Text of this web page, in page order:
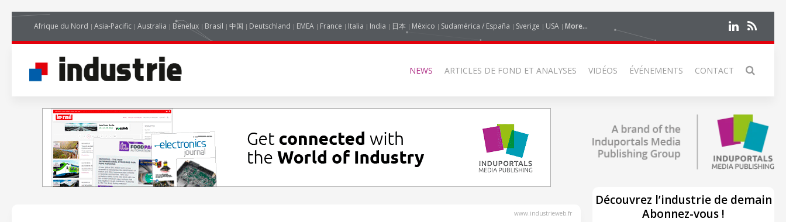
Afrique du Nord Asia-Pacific Australia Benelux Brasil 中国 Deutschland EMEA France Italia India 日本 México Sudamérica / España Sverige USA More...
NEWS ARTICLES DE FOND ET ANALYSES VIDÉOS ÉVÉNEMENTS CONTACT
www.industrieweb.fr
Découvrez l’industrie de demain
Abonnez-vous !